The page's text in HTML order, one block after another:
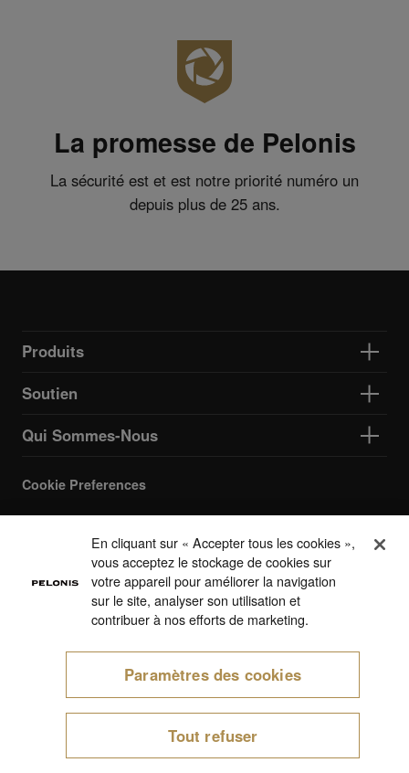
La promesse de Pelonis
La sécurité est et est notre priorité numéro un
depuis plus de 25 ans.
Produits
Soutien
Qui Sommes-Nous
Cookie Preferences
En cliquant sur « Accepter tous les cookies »,
vous acceptez le stockage de cookies sur
votre appareil pour améliorer la navigation
sur le site, analyser son utilisation et
contribuer à nos efforts de marketing.
Paramètres des cookies
Tout refuser